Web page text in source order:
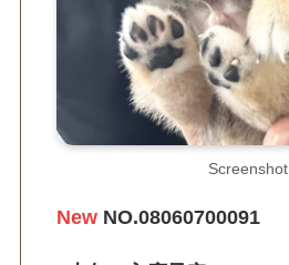
Screenshot
New NO.08060700091